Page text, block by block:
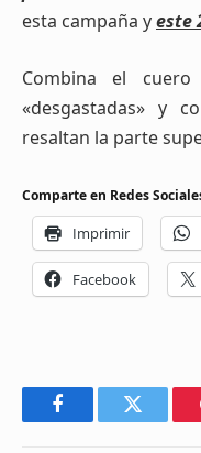
esta campaña yeste
Combina el
«desgastadas» y
resaltan la parte
Comparte en Redes
Imprimir
Facebook
FacebookTwitter